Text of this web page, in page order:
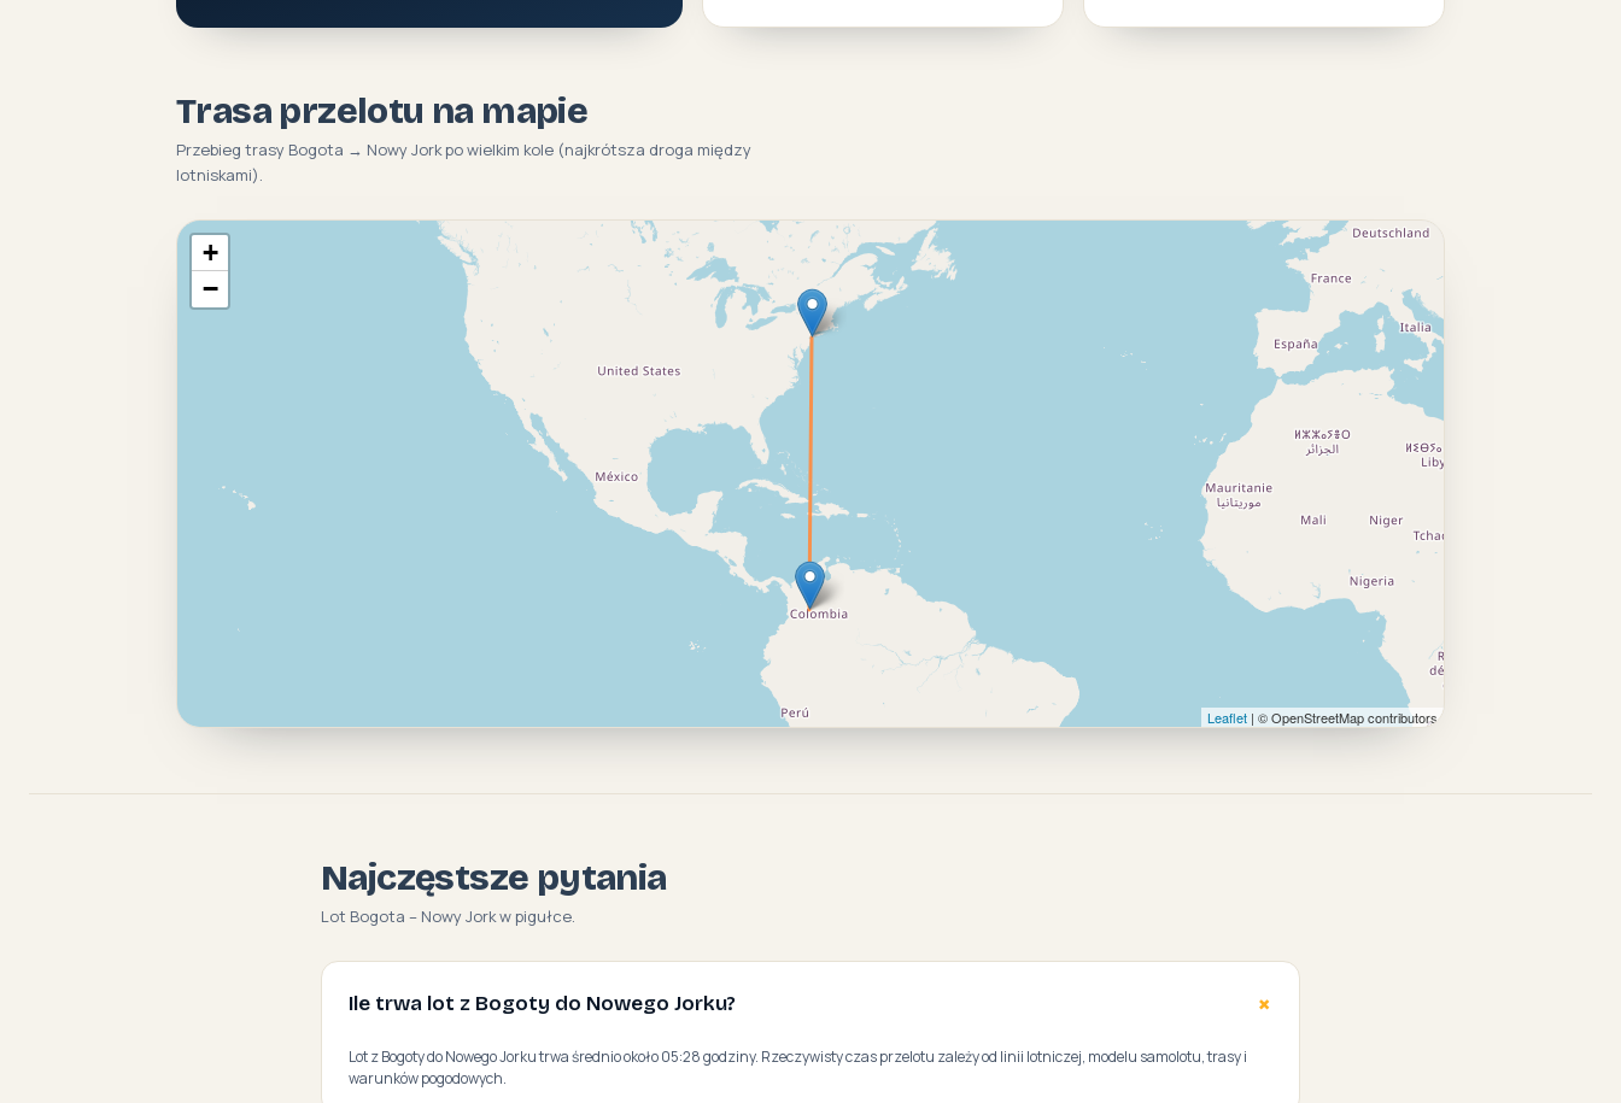
Trasa przelotu na mapie
Przebieg trasy Bogota → Nowy Jork po wielkim kole (najkrótsza droga między
lotniskami).
+
−
Leaflet | © OpenStreetMap contributors
Najczęstsze pytania
Lot Bogota – Nowy Jork w pigułce.
Ile trwa lot z Bogoty do Nowego Jorku?
Lot z Bogoty do Nowego Jorku trwa średnio około 05:28 godziny. Rzeczywisty czas przelotu zależy od linii lotniczej, modelu samolotu, trasy i
warunków pogodowych.